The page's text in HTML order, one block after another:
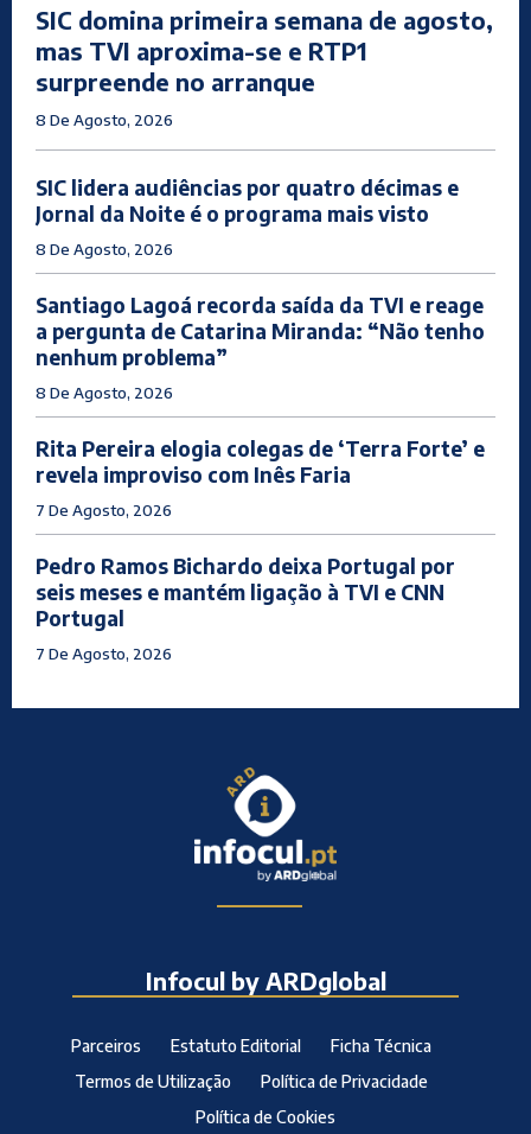
SIC domina primeira semana de agosto,
mas TVI aproxima-se e RTP1
surpreende no arranque
8 De Agosto, 2026
SIC lidera audiências por quatro décimas e
Jornal da Noite é o programa mais visto
8 De Agosto, 2026
Santiago Lagoá recorda saída da TVI e reage
a pergunta de Catarina Miranda: “Não tenho
nenhum problema”
8 De Agosto, 2026
Rita Pereira elogia colegas de ‘Terra Forte’ e
revela improviso com Inês Faria
7 De Agosto, 2026
Pedro Ramos Bichardo deixa Portugal por
seis meses e mantém ligação à TVI e CNN
Portugal
7 De Agosto, 2026
Infocul by ARDglobal
Parceiros Estatuto Editorial
Ficha Técnica
Termos de Utilização
Política de Privacidade
Política de Cookies